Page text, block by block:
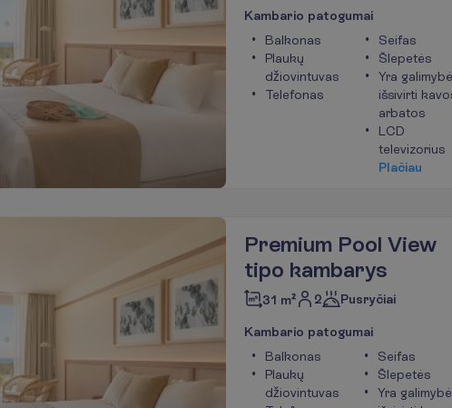
Kambario patogumai
Balkonas
Plaukų
džiovintuvas
Telefonas
Seifas
Šlepetės
Yra galimybė
išsivirti
arbatos
LCD
televizorius
Plačiau
Premium Pool View
tipo kambarys
31 m² 2 Pusryčiai
Kambario patogumai
Balkonas
Plaukų
džiovintuvas
Seifas
Šlepetės
Yra galimybė